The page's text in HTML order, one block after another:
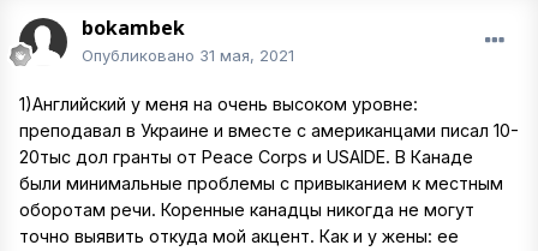
bokambek
Опубликовано 31 мая, 2021
1)Английский у меня на очень высоком уровне:
преподавал в Украине и вместе с американцами писал 10-
20тыс дол гранты от Peace Corps и USAIDE. В Канаде
были минимальные проблемы с привыканием к местным
оборотам речи. Коренные канадцы никогда не могут
точно выявить откуда мой акцент. Как и у жены: ее